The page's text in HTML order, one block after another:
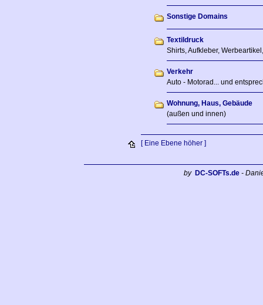
Sonstige Domains
Textildruck
Shirts, Aufkleber,
Verkehr
Auto - Motorad... und
Wohnung, Haus, Gebäude
(außen und innen)
[ Eine Ebene höher ]
by DC-SOFTs.de -